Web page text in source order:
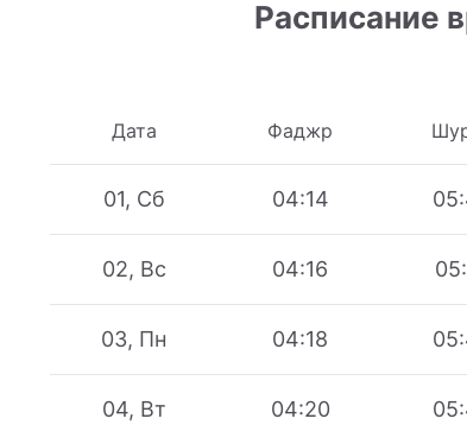
Расписание
Дата Фаджр
01, Сб 04:14
02, Вс 04:16
03, Пн 04:18
04, Вт 04:20